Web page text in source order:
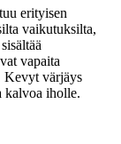
erityisen
vaikutuksilta,
vapaita
Kevyt värjäys
kalvoa iholle.